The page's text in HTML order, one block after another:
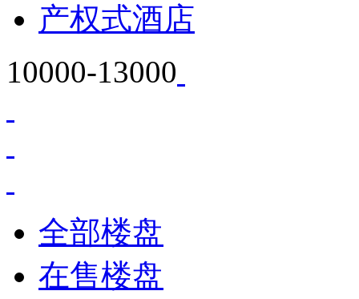
产权式酒店
10000-13000
全部楼盘
在售楼盘